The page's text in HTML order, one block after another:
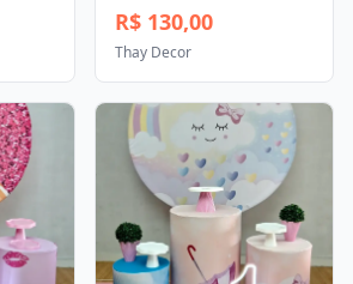
R$ 130,00
Thay Decor